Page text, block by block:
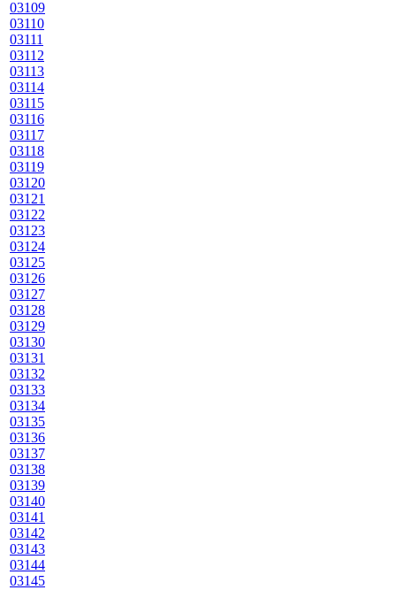
03109
03110
03111
03112
03113
03114
03115
03116
03117
03118
03119
03120
03121
03122
03123
03124
03125
03126
03127
03128
03129
03130
03131
03132
03133
03134
03135
03136
03137
03138
03139
03140
03141
03142
03143
03144
03145